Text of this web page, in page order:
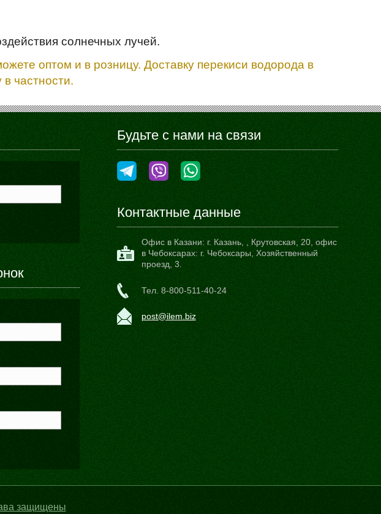
солнечных лучей.
оптом и в розницу. Доставку перекиси водорода в
частности.
Будьте с нами на связи
Контактные данные
Офис в Казани: г. Казань,,Крутовская, 20, офис
в Чебоксарах: г. Чебоксары, Хозяйственный
проезд, 3.
Тел.8-800-511-40-24
post@ilem.biz
защищены